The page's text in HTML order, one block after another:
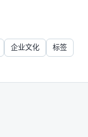
企业文化 标签